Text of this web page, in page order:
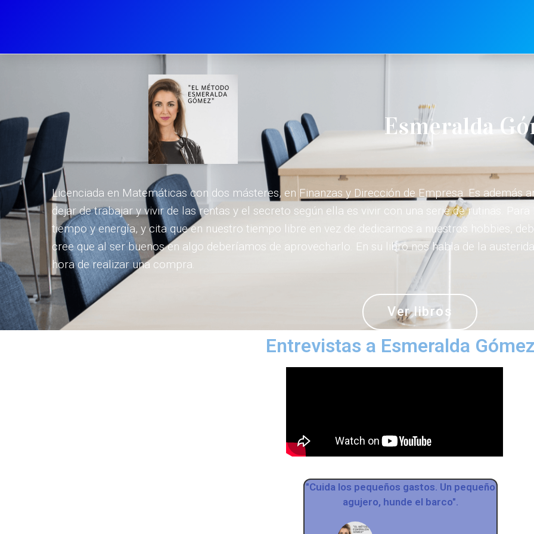
Esmeralda
Licenciada en Matemáticas con dos másteres, en Finanzas y Dirección de Empresa. Es además
dejar de trabajar y vivir de las rentas y el secreto según ella es vivir con una serie de rutinas.
tiempo y energía, y cita que en nuestro tiempo libre en vez de dedicarnos a nuestros hobbies,
cree que al ser buenos en algo deberíamos de aprovecharlo. En su libro nos habla de la
hora de realizar una compra.
Ver libros
Entrevistas a Esmeralda
"Cuida los pequeños gastos. Un pequeño
agujero, hunde el barco".